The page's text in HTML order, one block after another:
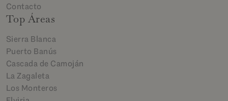
Contacto
Top Áreas
Sierra Blanca
Puerto Banús
Cascada de Camoján
La Zagaleta
Los Monteros